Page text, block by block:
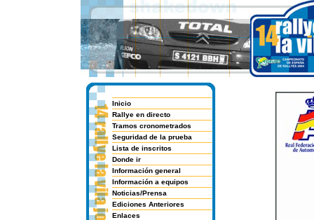
Inicio
Rallye en directo
Tramos cronometrados
Seguridad de la prueba
Lista de inscritos
Donde ir
Información general
Información a equipos
Noticias/Prensa
Ediciones Anteriores
Enlaces